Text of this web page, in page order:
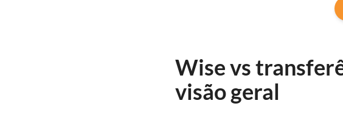
Wise vs
visão geral